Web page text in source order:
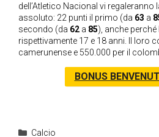
dell’Atletico Nacional vi regaleranno
assoluto: 22 punti il primo (da 63 a
secondo (da 62 a 85), anche
rispettivamente 17 e 18 anni. Il loro
camerunense e 550.000 per il
BONUS
Categorie
Calcio